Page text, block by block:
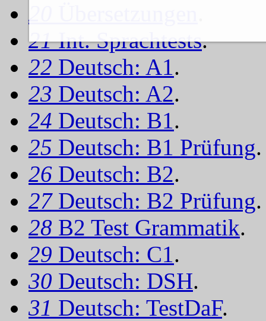
20
21Int. Sprachtests.
22 Deutsch: A1.
23 Deutsch: A2.
24 Deutsch: B1.
25 Deutsch: B1 Prüfung.
26 Deutsch: B2.
27 Deutsch: B2 Prüfung.
28 B2 Test Grammatik.
29 Deutsch: C1.
30 Deutsch: DSH.
31 Deutsch: TestDaF.